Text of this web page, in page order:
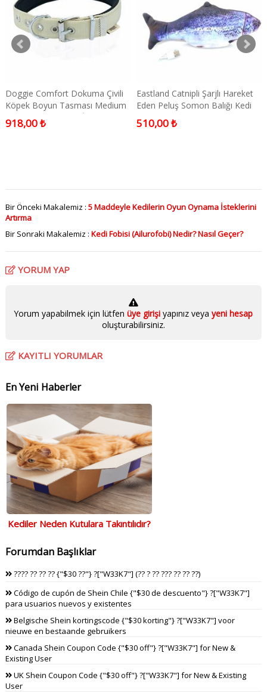
Doggie Comfort Dokuma Çivili
Köpek Boyun Tasması Medium
2,5x37-45 cm KHAKİ
918,00 ₺
Eastland Catnipli Şarjlı Hareket
Eden Peluş Somon Balığı Kedi
Oyuncağı 30cm
510,00 ₺
Bir Önceki Makalemiz : 5 Maddeyle Kedilerin Oyun Oynama İsteklerini
Artırma
Bir Sonraki Makalemiz : Kedi Fobisi (Ailurofobi) Nedir? Nasıl Geçer?
YORUM YAP
Yorum yapabilmek için lütfenüye girişiyapınız veya yeni hesap
oluşturabilirsiniz.
KAYITLI YORUMLAR
En Yeni Haberler
Kediler Neden Kutulara Takıntılıdır?
Forumdan Başlıklar
???? ?? ?? ?? {"$30 ??"} ?["W33K7"] (?? ? ?? ??? ?? ?? ??)
Código de cupón de Shein Chile {"$30 de descuento"} ?["W33K7"]
para usuarios nuevos y existentes
Belgische Shein kortingscode {"$30 korting"} ?["W33K7"] voor
nieuwe en bestaande gebruikers
Canada Shein Coupon Code {"$30 off"} ?["W33K7"] for New &
Existing User
UK Shein Coupon Code {"$30 off"} ?["W33K7"] for New & Existing
User